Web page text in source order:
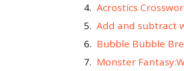
Acrostics
Add and subtract
Bubble Bubble
Monster